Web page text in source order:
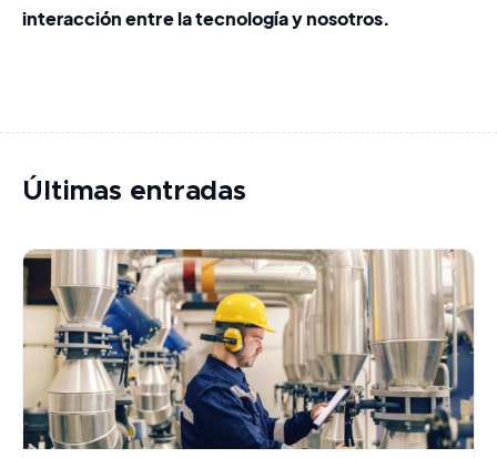
interacción entre la tecnología y nosotros.
Últimas entradas